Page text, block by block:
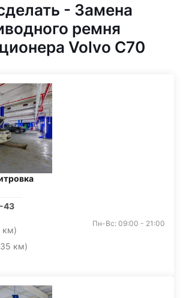
- Замена
ремня
Volvo C70
43
км)
км)
Пн-Вс: 09:00 - 21:00